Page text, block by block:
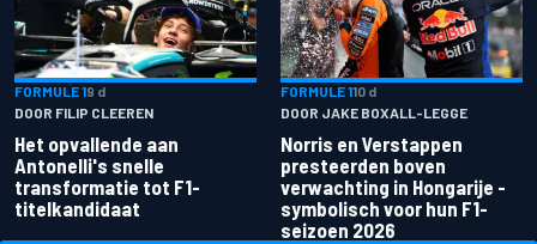
FORMULE 19 d
DOOR FILIP CLEEREN
Het opvallende aan
Antonelli's snelle
transformatie tot F1-
titelkandidaat
FORMULE 110 d
DOOR JAKE BOXALL-LEGGE
Norris en Verstappen
presteerden boven
verwachting in Hongarije -
symbolisch voor hun F1-
seizoen 2026